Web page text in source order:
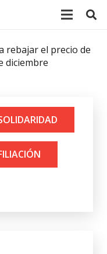
rebajar el precio de
diciembre